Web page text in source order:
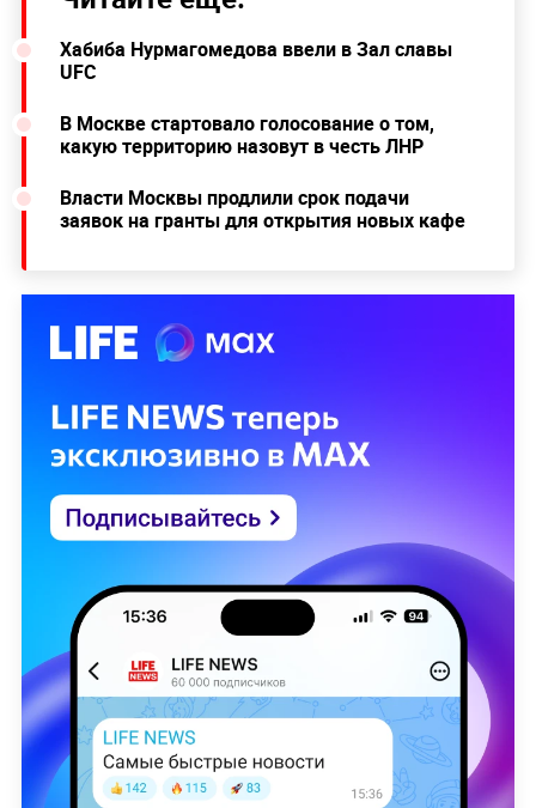
Хабиба Нурмагомедова ввели в Зал славы
UFC
В Москве стартовало голосование о том,
какую территорию назовут в честь ЛНР
Власти Москвы продлили срок подачи
заявок на гранты для открытия новых кафе